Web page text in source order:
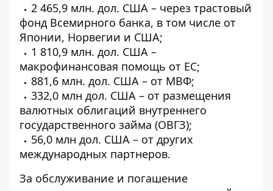
2 465,9 млн. дол. США – через трастовый
фонд Всемирного банка, в том числе от
Японии, Норвегии и США;
1 810,9 млн. дол. США –
макрофинансовая помощь от ЕС;
881,6 млн. дол. США – от МВФ;
332,0 млн дол. США – от размещения
валютных облигаций внутреннего
государственного займа (ОВГЗ);
56,0 млн дол. США – от других
международных партнеров.
За обслуживание и погашение